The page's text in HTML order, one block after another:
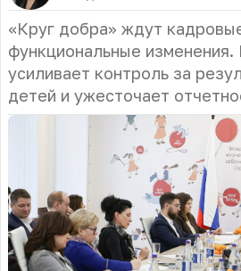
«Круг добра» ждут
функциональные
усиливает контроль за
детей и ужесточает